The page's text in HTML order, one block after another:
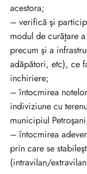
acestora;
– verifică şi
modul de curăţare
precum şi a
adăpători, etc), ce
inchiriere;
– întocmirea
indiviziune cu
municipiul
– întocmirea
prin care se
(intravilan/